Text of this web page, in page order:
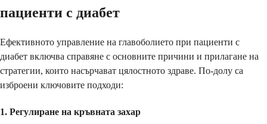
пациенти с диабет
Ефективното управление на главоболието при пациенти с
диабет включва справяне с основните причини и прилагане на
стратегии, които насърчават цялостното здраве. По-долу са
изброени ключовите подходи:
1. Регулиране на кръвната захар